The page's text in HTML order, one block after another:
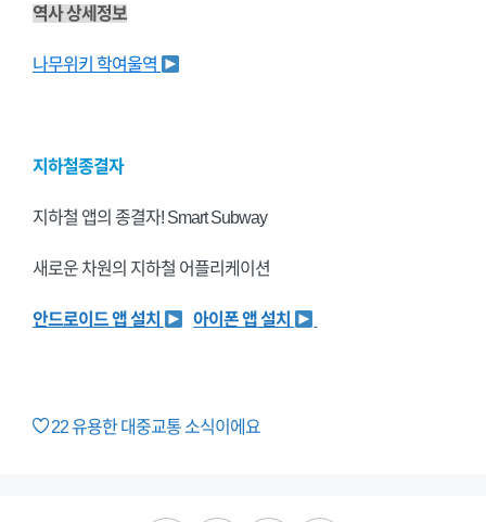
역사 상세정보
나무위키 학여울역
지하철종결자
지하철 앱의 종결자! Smart Subway
새로운 차원의 지하철 어플리케이션
안드로이드 앱 설치 아이폰 앱 설치
22유용한 대중교통 소식이에요